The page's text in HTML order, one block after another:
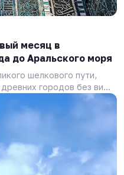
месяц в
до Аральского моря
шелкового пути,
городов без ви...